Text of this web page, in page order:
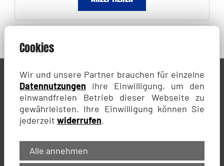
Cookies
Wir und unsere Partner brauchen für einzelne
Datennutzungen Ihre Einwilligung, um den
einwandfreien Betrieb dieser Webseite zu
gewährleisten. Ihre Einwilligung können Sie
jederzeit widerrufen.
Alle annehmen